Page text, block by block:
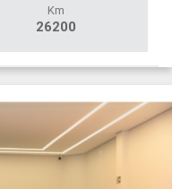
Km
26200